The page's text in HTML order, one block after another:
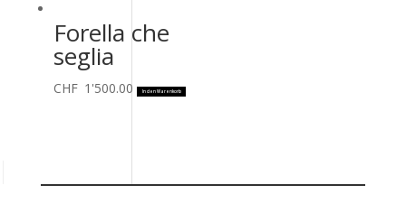
Forella che
seglia
CHF 1'500.00 In den Warenkorb